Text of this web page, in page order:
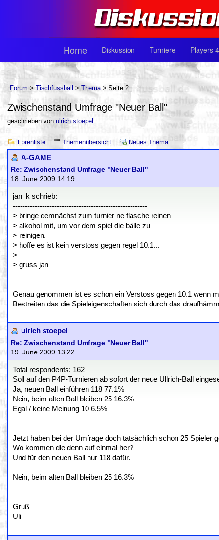
Home Diskussion Turniere Players
Forum > Tischfussball > Thema> Seite 2
Zwischenstand Umfrage "Neuer Ball"
geschrieben von ulrich stoepel
Forenliste Themenübersicht Neues Thema
A-GAME
Re: Zwischenstand Umfrage "Neuer Ball"
18. June 2009 14:19
jan_k schrieb:
-------------------------------------------------------
> bringe demnächst zum turnier ne flasche reinen
> alkohol mit, um vor dem spiel die bälle zu
> reinigen.
> hoffe es ist kein verstoss gegen regel 10.1...
>
> gruss jan
Genau genommen ist es schon ein Verstoss gegen 10.1 wenn
Bestreiten das die Spieleigenschaften sich durch das
ulrich stoepel
Re: Zwischenstand Umfrage "Neuer Ball"
19. June 2009 13:22
Total respondents: 162
Soll auf den P4P-Turnieren ab sofort der neue Ullrich-Ball
Ja, neuen Ball einführen 118 77.1%
Nein, beim alten Ball bleiben 25 16.3%
Egal / keine Meinung 10 6.5%
Jetzt haben bei der Umfrage doch tatsächlich schon 25 Spieler
Wo kommen die denn auf einmal her?
Und für den neuen Ball nur 118 dafür.
Nein, beim alten Ball bleiben 25 16.3%
Gruß
Uli